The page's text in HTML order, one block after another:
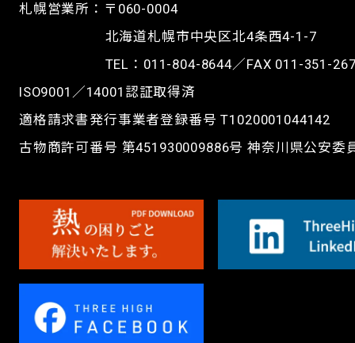
札幌営業所：〒060-0004
北海道札幌市中央区北4条西4-1-7
TEL： 011-804-8644／FAX 011-351-
ISO9001／14001認証取得済
適格請求書発行事業者登録番号 T1020001044142
古物商許可番号 第451930009886号 神奈川県公安委